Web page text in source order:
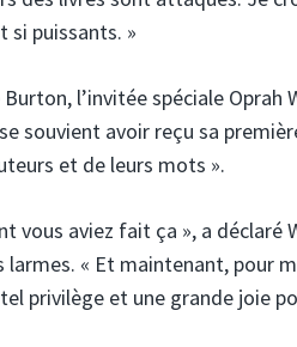
si puissants. »
l’invitée spéciale
souvient avoir reçu sa
et de leurs mots ».
vous aviez fait ça », a déclaré
larmes. « Et maintenant, pour
privilège et une grande joie